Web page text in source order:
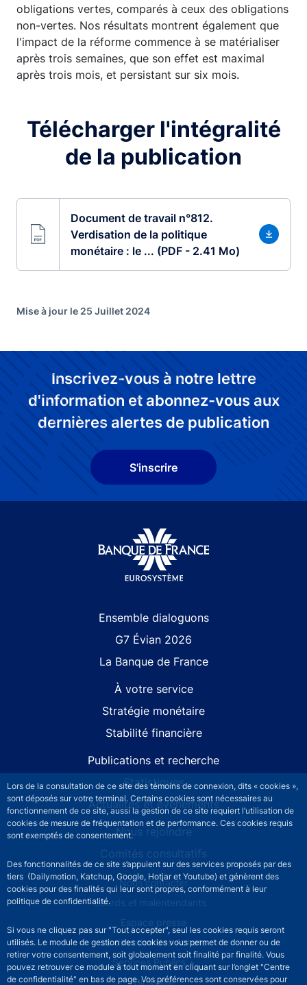
Lors de la consultation de ce site des témoins de connexion, dits « cookies »,
sont déposés sur votre terminal. Certains cookies sont nécessaires au
fonctionnement de ce site, aussi la gestion de ce site requiert l’utilisation de
cookies de mesure de fréquentation et de performance. Ces cookies requis
sont exemptés de consentement.
Des fonctionnalités de ce site s’appuient sur des services proposés par des
tiers (Dailymotion, Katchup, Google, Hotjar et Youtube) et génèrent des
cookies pour des finalités qui leur sont propres, conformément à leur
politique de confidentialité.
Si vous ne cliquez pas sur "Tout accepter", seul les cookies requis seront
utilisés. Le module de gestion des cookies vous permet de donner ou de
retirer votre consentement, soit globalement soit finalité par finalité. Vous
pouvez retrouver ce module à tout moment en cliquant sur l’onglet "Centre
de confidentialité" en bas de page. Vos préférences sont conservées pour
obligations vertes, comparés à ceux des obligations
non-vertes. Nos résultats montrent également que
l'impact de la réforme commence à se matérialiser
après trois semaines, que son effet est maximal
après trois mois, et persistant sur six mois.
Télécharger l'intégralité
de la publication
Document de travail n°812.
Verdisation de la politique
monétaire : le ... (PDF - 2.41 Mo)
Mise à jour le 25 Juillet 2024
Inscrivez-vous à notre lettre
d'information et abonnez-vous aux
dernières alertes de publication
S'inscrire
Ensemble dialoguons
G7 Évian 2026
La Banque de France
À votre service
Stratégie monétaire
Stabilité financière
Publications et recherche
Statistiques
Actualités et événements
Nous rejoindre
Comités consultatifs
Footer secondary menuNous contacter
Sourds et malentendants
Espace presse
La direction des Achats
Services Publics +
Glossaire